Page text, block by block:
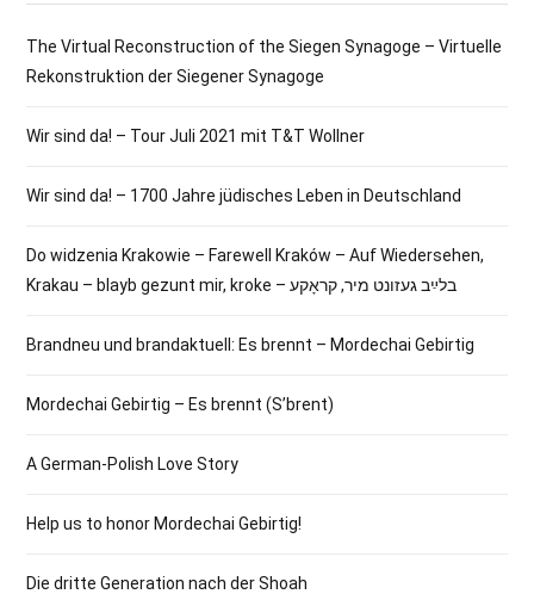
The Virtual Reconstruction of the Siegen Synagoge – Virtuelle
Rekonstruktion der Siegener Synagoge
Wir sind da! – Tour Juli 2021 mit T&T Wollner
Wir sind da! – 1700 Jahre jüdisches Leben in Deutschland
Do widzenia Krakowie – Farewell Kraków – Auf Wiedersehen,
Krakau – blayb gezunt mir, kroke – בלײַב געזונט מיר, קראָקע
Brandneu und brandaktuell: Es brennt – Mordechai Gebirtig
Mordechai Gebirtig – Es brennt (S’brent)
A German-Polish Love Story
Help us to honor Mordechai Gebirtig!
Die dritte Generation nach der Shoah